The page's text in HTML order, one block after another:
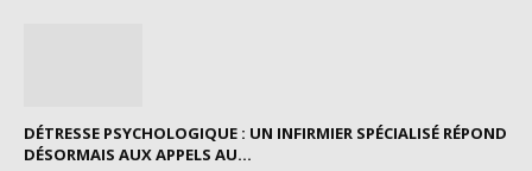
DÉTRESSE PSYCHOLOGIQUE : UN INFIRMIER SPÉCIALISÉ RÉPOND
DÉSORMAIS AUX APPELS AU...